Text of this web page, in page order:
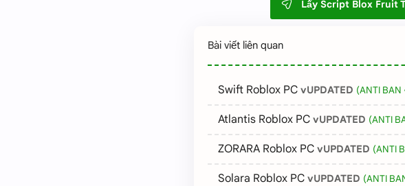
Lấy Script Blox Fruit
Bài viết liên quan
Swift Roblox PC vUPDATED (ANTI BAN
Atlantis Roblox PC vUPDATED (ANTI
ZORARA Roblox PC vUPDATED (ANTI
Solara Roblox PC vUPDATED (ANTI